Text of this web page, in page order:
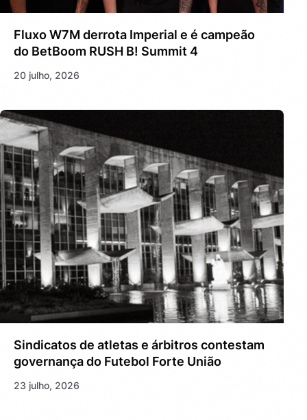
Fluxo W7M derrota Imperial e é campeão
do BetBoom RUSH B! Summit 4
20 julho, 2026
Sindicatos de atletas e árbitros contestam
governança do Futebol Forte União
23 julho, 2026